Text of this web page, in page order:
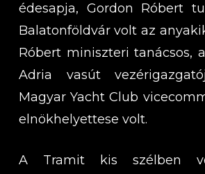
édesapja, Gordon Róbert
Balatonföldvár volt az
Róbert miniszteri tanácsos,
Adria vasút
Magyar Yacht Club
elnökhelyettese volt.
A Tramit kis szélben